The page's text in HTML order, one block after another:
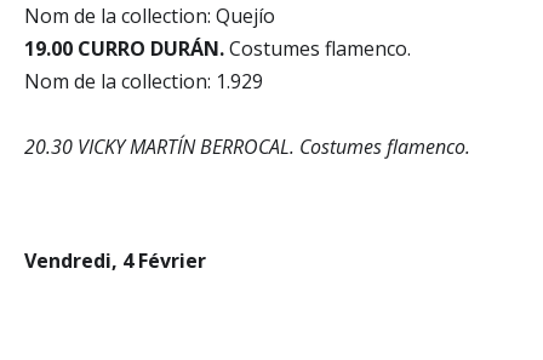
Nom de la collection: Quejío
19.00 CURRO DURÁN.Costumes flamenco.
Nom de la collection: 1.929
20.30 VICKY MARTÍN BERROCAL. Costumes flamenco.
Vendredi, 4 Février